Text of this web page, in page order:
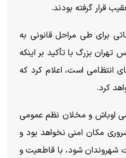
قرار گرفته بودند.
برای طی مراحل قانونی به
بزرگ با تأکید بر اینکه
انتظامی است، اعلام کرد که
کرد.
اوباش و مخلان نظم عمومی
مکان امنی نخواهد بود و
شهروندان شود، با قاطعیت و